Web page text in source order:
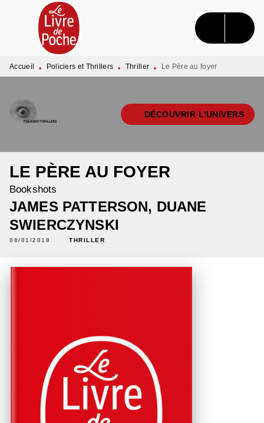
MENU RECHERCHE CONTENU
PIED DE PAGE
Accueil • Policiers et Thrillers • Thriller • Le Père au foyer
DÉCOUVRIR L'UNIVERS
LE PÈRE AU FOYER
Bookshots
JAMES PATTERSON, DUANE
SWIERCZYNSKI
08/01/2018 THRILLER